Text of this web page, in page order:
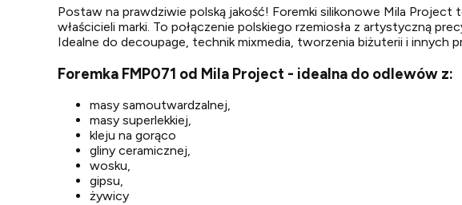
Postaw na prawdziwie polską jakość! Foremki silikonowe Mila
właścicieli marki. To połączenie polskiego rzemiosła z artystyczną
Idealne do decoupage, technik mixmedia, tworzenia biżuterii i innych
Foremka FMP071 od Mila Project - idealna do odlewów z:
masy samoutwardzalnej,
masy superlekkiej,
kleju na gorąco
gliny ceramicznej,
wosku,
gipsu,
żywicy